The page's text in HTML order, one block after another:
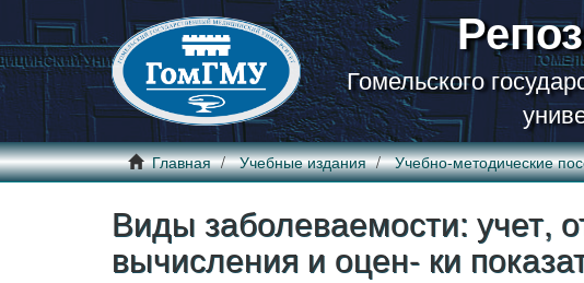
Гомельского
Главная Учебные издания Учебно-методические
Виды заболеваемости: учет,
вычисления и оцен- ки